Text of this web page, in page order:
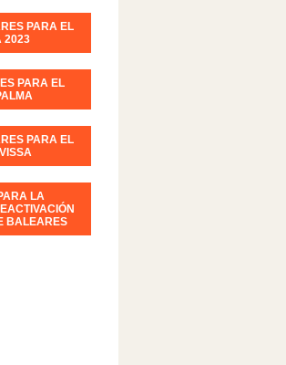
PARA EL
2023
PARA EL
PARA EL
LA
BALEARES